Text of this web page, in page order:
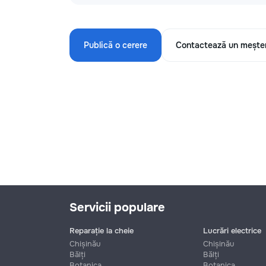
Publică o cerere Contactează un
Servicii populare
Reparație la cheie
Chișinău
Bălți
Lucrări electrice
Chișinău
Bălți